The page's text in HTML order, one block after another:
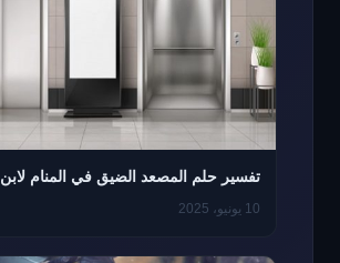
تفسير حلم المصعد الضيق في المنام
10 يونيو، 2025